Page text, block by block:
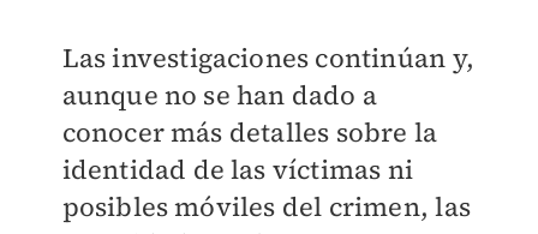
Las investigaciones continúan y,
aunque no se han dado a
conocer más detalles sobre la
identidad de las víctimas ni
posibles móviles del crimen, las